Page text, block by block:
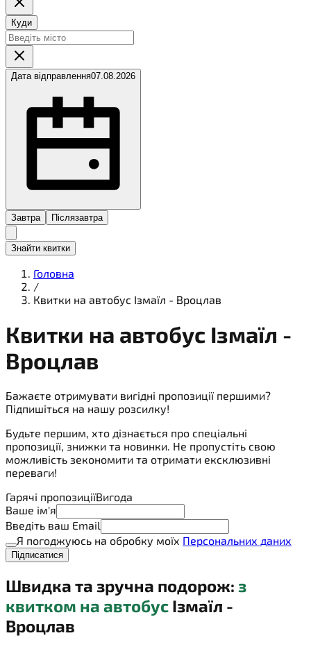
Куди
Дата відправлення07.08.2026
Завтра Післязавтра
Знайти квитки
Головна
/
Квитки на автобус Ізмаїл - Вроцлав
Квитки на автобус Ізмаїл -
Вроцлав
Бажаєте отримувати вигідні пропозиції першими?
Підпишіться на нашу розсилку!
Будьте першим, хто дізнається про спеціальні
пропозиції, знижки та новинки. Не пропустіть свою
можливість зекономити та отримати ексклюзивні
переваги!
Гарячі пропозиціїВигода
Ваше ім'я
Введіть ваш Email
Я погоджуюсь на обробку моїх Персональних даних
Підписатися
Швидка та зручна подорож: з
квитком на автобус Ізмаїл -
Вроцлав